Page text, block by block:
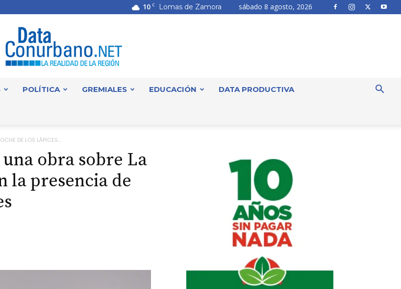
10 C Lomas de Zamora sábado 8 agosto, 2026
POLÍTICA GREMIALES EDUCACIÓN DATA PRODUCTIVA
DE LOS LÁPICES...
obra sobre La
la presencia de